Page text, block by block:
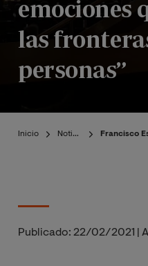
emociones
las
personas”
Inicio Noticias Francisco
Publicado: 22/02/2021